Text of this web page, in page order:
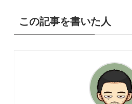
この記事を書いた人